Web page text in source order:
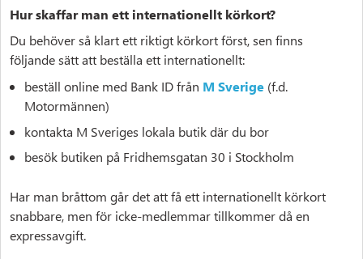
Hur skaffar man ett internationellt körkort?
Du behöver så klart ett riktigt körkort först, sen finns
följande sätt att beställa ett internationellt:
beställ online med Bank ID från M Sverige(f.d.
Motormännen)
kontakta M Sveriges lokala butik där du bor
besök butiken på Fridhemsgatan 30 i Stockholm
Har man bråttom går det att få ett internationellt körkort
snabbare, men för icke-medlemmar tillkommer då en
expressavgift.